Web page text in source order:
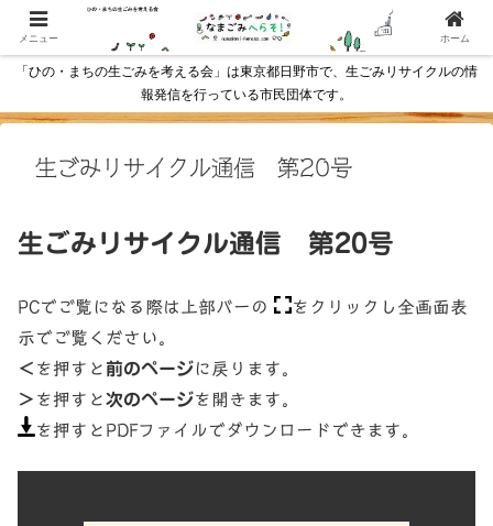
「ひの・まちの生ごみを考える会」は東京都日野市で、生ごみリサイクルの情
報発信を行っている市民団体です。
生ごみリサイクル通信 第20号
生ごみリサイクル通信 第20号
PCでご覧になる際は上部バーの
をクリックし全画面表
示でご覧ください。
＜ を押すと前のページに戻ります。
＞ を押すと次のページを開きます。
を押すとPDFファイルでダウンロードできます。
メニュー ホーム